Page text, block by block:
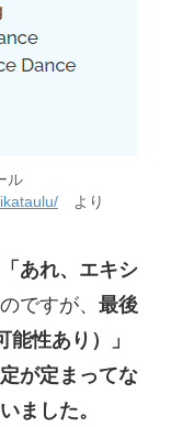
ル
より
「あれ、エキシ
ですが、最後
性あり）」
が定まってな
ました。